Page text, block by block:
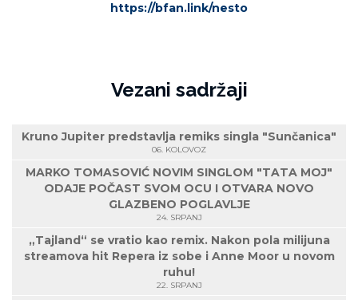
https://bfan.link/nesto
Vezani sadržaji
Kruno Jupiter predstavlja remiks singla "Sunčanica"
06. KOLOVOZ
MARKO TOMASOVIĆ NOVIM SINGLOM "TATA MOJ"
ODAJE POČAST SVOM OCU I OTVARA NOVO
GLAZBENO POGLAVLJE
24. SRPANJ
„Tajland“ se vratio kao remix. Nakon pola milijuna
streamova hit Repera iz sobe i Anne Moor u novom
ruhu!
22. SRPANJ